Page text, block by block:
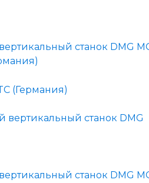
станок DMG
станок DMG